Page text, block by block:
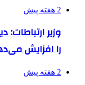
2 هفته پیش
وزیر
را افزایش
2 هفته پیش